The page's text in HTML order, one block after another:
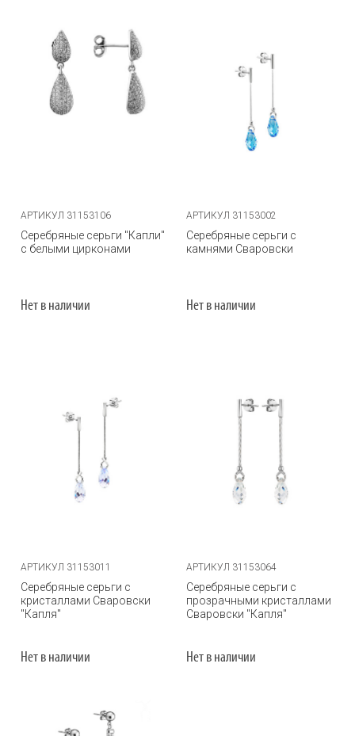
АРТИКУЛ 31153106
Серебряные серьги "Капли"
с белыми цирконами
Нет в наличии
АРТИКУЛ 31153002
Серебряные серьги с
камнями Сваровски
Нет в наличии
АРТИКУЛ 31153011
Серебряные серьги с
кристаллами Сваровски
"Капля"
Нет в наличии
АРТИКУЛ 31153064
Серебряные серьги с
прозрачными кристаллами
Сваровски "Капля"
Нет в наличии